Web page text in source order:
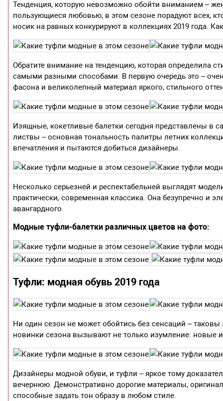
Тенденция, которую невозможно обойти вниманием –
пользующиеся любовью, в этом сезоне порадуют всех,
носик на равных конкурируют в коллекциях 2019 года.
Обратите внимание на тенденцию, которая определила
самыми разными способами. В первую очередь это –
фасона и великолепный материал яркого, стильного
Изящные, кокетливые балетки сегодня представлены в
листвы – основная тональность палитры летних
впечатления и пытаются добиться дизайнеры.
Несколько серьезней и респектабельней выглядят
практически, современная классика. Она безупречно и
авангардного.
Модные туфли-балетки различных цветов на фото:
Туфли: модная обувь 2019 года
Ни один сезон не может обойтись без сенсаций –
новинки сезона вызывают не только изумление: новые
Дизайнеры модной обуви, и туфли – яркое тому
вечернюю. Демонстративно дорогие материалы,
способные задать тон образу в любом стиле.